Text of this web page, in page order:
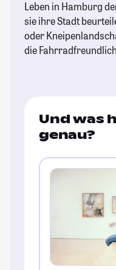
Leben in Hamburg
sie ihre Stadt
oder
die
Und was
genau?